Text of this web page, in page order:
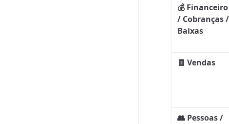
💰 Financeiro
/ Cobranças /
Baixas
🧾 Vendas
👥 Pessoas /